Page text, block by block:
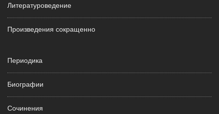
Литературоведение
Произведения сокращенно
Периодика
Биографии
Сочинения